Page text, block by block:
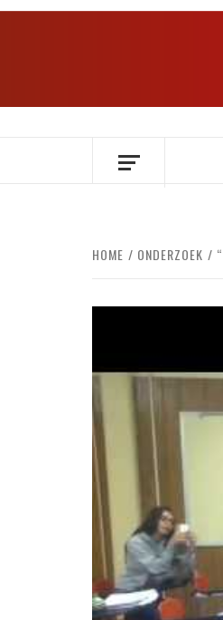
Ga
OVER
HOME ONDERZOEK